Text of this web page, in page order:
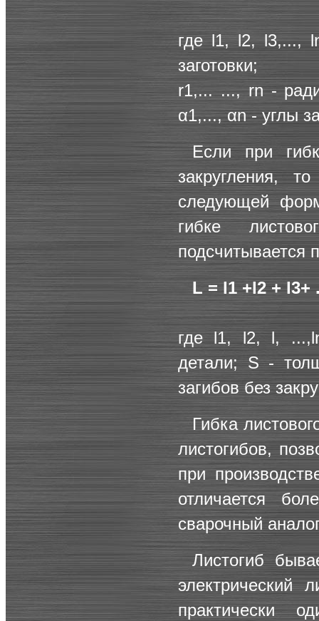
где l1, l2, l3,...,
заготовки;
r1,... ..., rn -
α1,..., αn - углы
Если при
закругления,
следующей
гибке
L = l1 +l2 + l3+
где l1, l2, l,
детали; S -
загибов без
Гибка
листогибов,
при
отличается
сварочный
Листогиб
электрический
практически